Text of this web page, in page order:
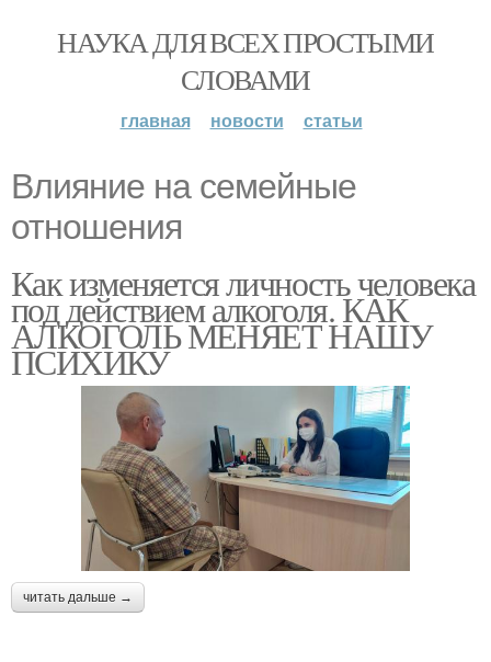
НАУКА ДЛЯ ВСЕХ ПРОСТЫМИ
СЛОВАМИ
главная новости статьи
Влияние на семейные
отношения
Как изменяется личность человека
под действием алкоголя. КАК
АЛКОГОЛЬ МЕНЯЕТ НАШУ
ПСИХИКУ
читать дальше →